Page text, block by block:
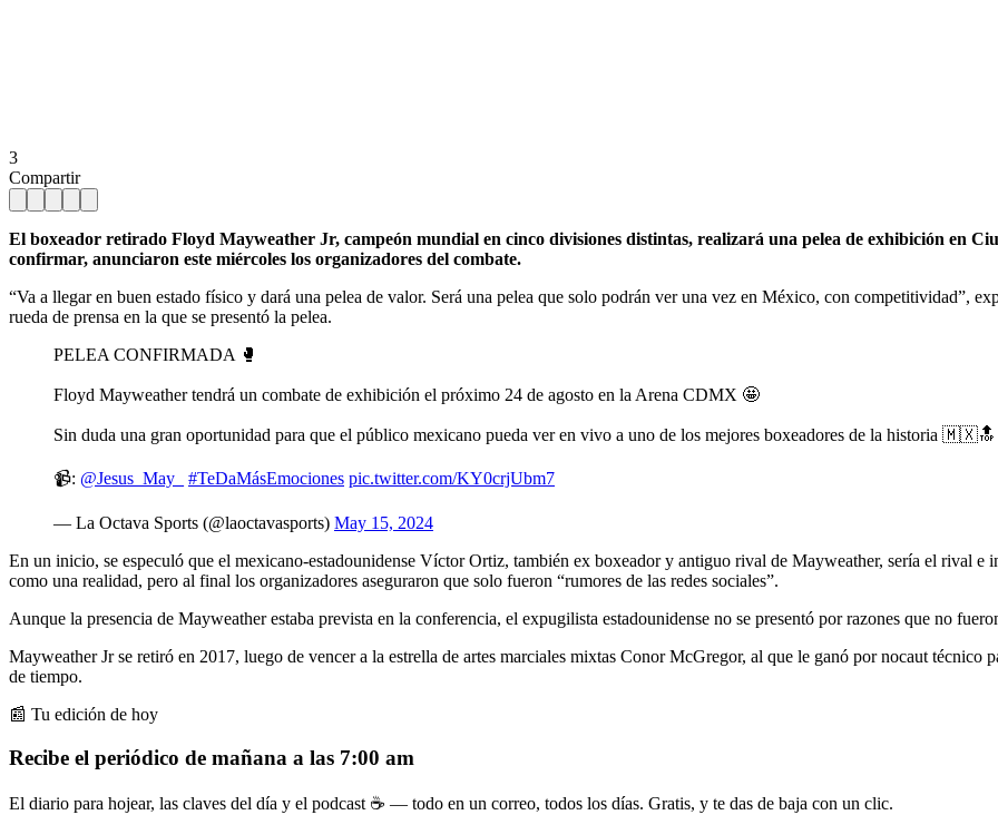
3
Compartir
El boxeador retirado Floyd Mayweather Jr, campeón mundial en cinco divisiones distintas, realizará una pelea de exhibición en
confirmar, anunciaron este miércoles los organizadores del combate.
“Va a llegar en buen estado físico y dará una pelea de valor. Será una pelea que solo podrán ver una vez en México, con competitividad”,
rueda de prensa en la que se presentó la pelea.
PELEA CONFIRMADA 🥊
Floyd Mayweather tendrá un combate de exhibición el próximo 24 de agosto en la Arena CDMX 🤩
Sin duda una gran oportunidad para que el público mexicano pueda ver en vivo a uno de los mejores boxeadores de la historia 🇲🇽🔝
📹: @Jesus_May_ #TeDaMásEmociones pic.twitter.com/KY0crjUbm7
— La Octava Sports (@laoctavasports) May 15, 2024
En un inicio, se especuló que el mexicano-estadounidense Víctor Ortiz, también ex boxeador y antiguo rival de Mayweather, sería el rival e
como una realidad, pero al final los organizadores aseguraron que solo fueron “rumores de las redes sociales”.
Aunque la presencia de Mayweather estaba prevista en la conferencia, el expugilista estadounidense no se presentó por razones que no
Mayweather Jr se retiró en 2017, luego de vencer a la estrella de artes marciales mixtas Conor McGregor, al que le ganó por nocaut
de tiempo.
📰 Tu edición de hoy
Recibe el periódico de mañana a las 7:00 am
El diario para hojear, las claves del día y el podcast ☕ — todo en un correo, todos los días. Gratis, y te das de baja con un clic.